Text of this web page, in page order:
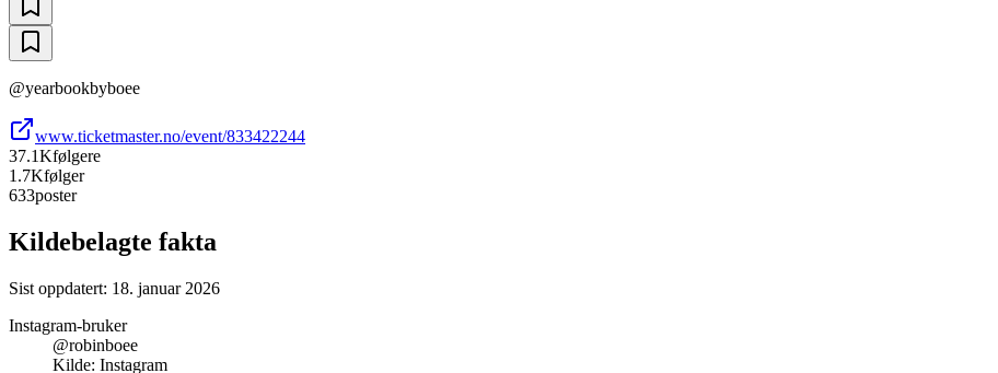
@yearbookbyboee
www.ticketmaster.no/event/833422244
37.1Kfølgere
1.7Kfølger
633poster
Kildebelagte fakta
Sist oppdatert: 18. januar 2026
Instagram-bruker
@robinboee
Kilde: Instagram